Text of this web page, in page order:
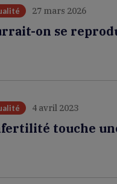
27 mars 2026
on se
4 avril 2023
touche